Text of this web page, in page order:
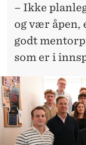
– Ikke
og vær åpen,
godt
som er i